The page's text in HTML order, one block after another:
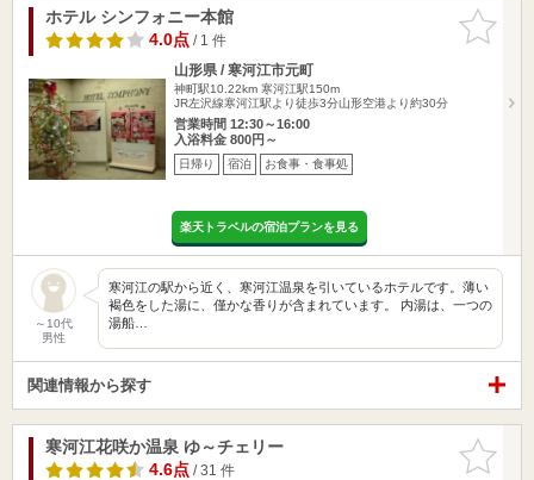
お気に入
りに追加
ホテル シンフォニー本館
4.0点/ 1 件
山形県 / 寒河江市元町
神町駅10.22km 寒河江駅150m
JR左沢線寒河江駅より徒歩3分山形空港より約30分
営業時間 12:30～16:00
入浴料金 800円～
日帰り 宿泊 お食事・食事処
楽天トラベルの宿泊プランを見る
～10代
男性
寒河江の駅から近く、寒河江温泉を引いているホテルです。薄い
褐色をした湯に、僅かな香りが含まれています。 内湯は、一つの
湯船…
関連情報から探す
お気に入
りに追加
寒河江花咲か温泉 ゆ～チェリー
4.6点/ 31 件